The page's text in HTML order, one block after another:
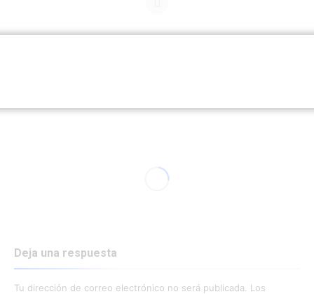
Deja una respuesta
Tu dirección de correo electrónico no será publicada.
Los